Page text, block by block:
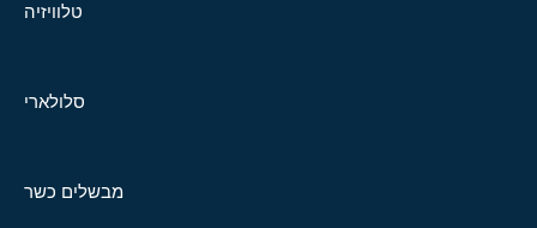
טלוויזיה
סלולארי
מבשלים כשר